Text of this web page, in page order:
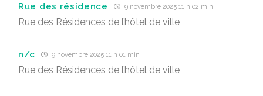
Rue des résidence 9 novembre 2025 11 h 02 min
Rue des Résidences de l’hôtel de ville
n/c 9 novembre 2025 11 h 01 min
Rue des Résidences de l’hôtel de ville